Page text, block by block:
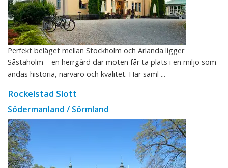
Perfekt beläget mellan Stockholm och Arlanda ligger
Såstaholm – en herrgård där möten får ta plats i en miljö som
andas historia, närvaro och kvalitet. Här saml ...
Rockelstad Slott
Södermanland / Sörmland